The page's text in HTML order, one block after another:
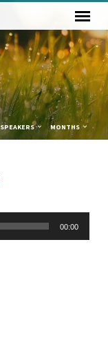
SPEAKERS MONTHS
00:00